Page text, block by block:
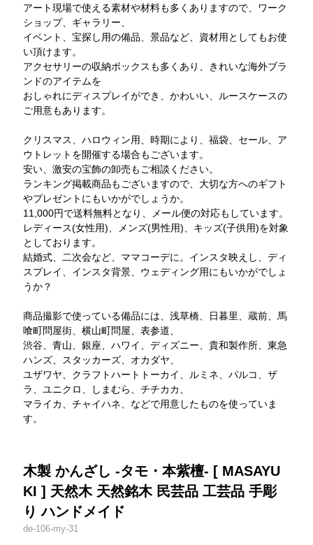
アート現場で使える素材や材料も多くありますので、ワーク
ショップ、ギャラリー、
イベント、宝探し用の備品、景品など、資材用としてもお使
い頂けます。
アクセサリーの収納ボックスも多くあり、きれいな海外ブラ
ンドのアイテムを
おしゃれにディスプレイができ、かわいい、ルースケースの
ご用意もあります。
クリスマス、ハロウィン用、時期により、福袋、セール、ア
ウトレットを開催する場合もございます。
安い、激安の宝飾の卸売もご相談ください。
ランキング掲載商品もございますので、大切な方へのギフト
やプレゼントにもいかがでしょうか。
11,000円で送料無料となり、メール便の対応もしています。
レディース(女性用)、メンズ(男性用)、キッズ(子供用)を対象
としております。
結婚式、二次会など、ママコーデに。インスタ映えし、ディ
スプレイ、インスタ背景、ウェディング用にもいかがでしょ
うか？
商品撮影で使っている備品には、浅草橋、日暮里、蔵前、馬
喰町問屋街、横山町問屋、表参道、
渋谷、青山、銀座、ハワイ、ディズニー、貴和製作所、東急
ハンズ、スタッカーズ、オカダヤ、
ユザワヤ、クラフトハートトーカイ、ルミネ、パルコ、ザ
ラ、ユニクロ、しまむら、チチカカ、
マライカ、チャイハネ、などで用意したものを使っていま
す。
木製 かんざし -タモ・本紫檀- [ MASAYU
KI ] 天然木 天然銘木 民芸品 工芸品 手彫
り ハンドメイド
de-106-my-31